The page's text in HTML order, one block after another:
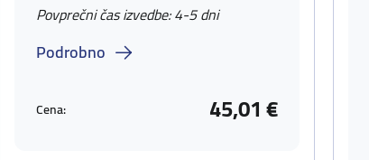
Povprečni čas izvedbe: 4-5 dni
Podrobno
Cena: 45,01 €